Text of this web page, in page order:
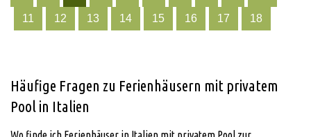
11
12 13 14 15 16 17 18
Häufige Fragen zu Ferienhäusern mit privatem
Pool in Italien